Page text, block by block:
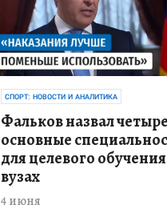
СПОРТ: НОВОСТИ И АНАЛИТИКА
Фальков назвал
основные
для целевого
вузах
4 июня